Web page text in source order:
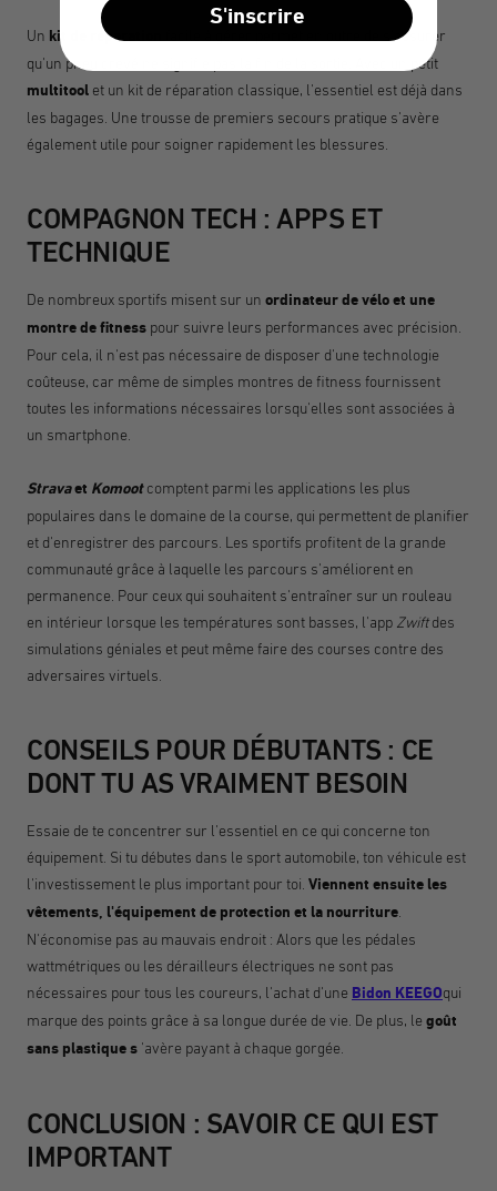
Un kit de réparation
facile à gérer permet en outre de s'assurer
qu'un pneu crevé ne signifie pas la fin de la sortie. Avec un petit
multitool et un kit de réparation classique, l'essentiel est déjà dans
les bagages. Une trousse de premiers secours pratique s'avère
également utile pour soigner rapidement les blessures.
COMPAGNON TECH : APPS ET
TECHNIQUE
De nombreux sportifs misent sur un ordinateur de vélo et une
montre de fitness pour suivre leurs performances avec précision.
Pour cela, il n'est pas nécessaire de disposer d'une technologie
coûteuse, car même de simples montres de fitness fournissent
toutes les informations nécessaires lorsqu'elles sont associées à
un smartphone.
Stravaet Komootcomptent parmi les applications les plus
populaires dans le domaine de la course, qui permettent de planifier
et d'enregistrer des parcours. Les sportifs profitent de la grande
communauté grâce à laquelle les parcours s'améliorent en
permanence. Pour ceux qui souhaitent s'entraîner sur un rouleau
en intérieur lorsque les températures sont basses, l'app Zwiftdes
simulations géniales et peut même faire des courses contre des
adversaires virtuels.
CONSEILS POUR DÉBUTANTS : CE
DONT TU AS VRAIMENT BESOIN
Essaie de te concentrer sur l'essentiel en ce qui concerne ton
équipement. Si tu débutes dans le sport automobile, ton véhicule est
l'investissement le plus important pour toi. Viennent ensuite les
vêtements, l'équipement de protection et la nourriture
N'économise pas au mauvais endroit : Alors que les pédales
wattmétriques ou les dérailleurs électriques ne sont pas
nécessaires pour tous les coureurs, l'achat d'une Bidon KEEGOqui
marque des points grâce à sa longue durée de vie. De plus, le goût
sans plastique s 'avère payant à chaque gorgée.
CONCLUSION : SAVOIR CE QUI EST
IMPORTANT
S'inscrire